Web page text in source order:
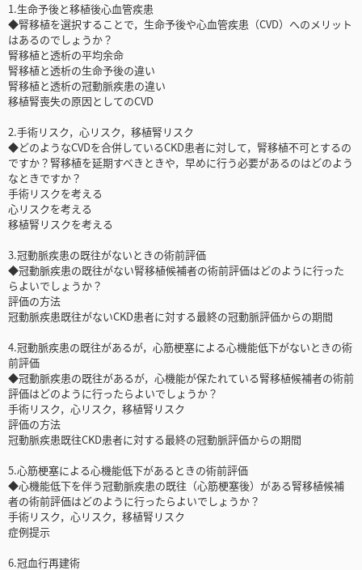
1.生命予後と移植後心血管疾患
◆腎移植を選択することで，生命予後や心血管疾患（CVD）へのメリット
はあるのでしょうか？
腎移植と透析の平均余命
腎移植と透析の生命予後の違い
腎移植と透析の冠動脈疾患の違い
移植腎喪失の原因としてのCVD
2.手術リスク，心リスク，移植腎リスク
◆どのようなCVDを合併しているCKD患者に対して，腎移植不可とするの
ですか？腎移植を延期すべきときや，早めに行う必要があるのはどのよう
なときですか？
手術リスクを考える
心リスクを考える
移植腎リスクを考える
3.冠動脈疾患の既往がないときの術前評価
◆冠動脈疾患の既往がない腎移植候補者の術前評価はどのように行った
らよいでしょうか？
評価の方法
冠動脈疾患既往がないCKD患者に対する最終の冠動脈評価からの期間
4.冠動脈疾患の既往があるが，心筋梗塞による心機能低下がないときの術
前評価
◆冠動脈疾患の既往があるが，心機能が保たれている腎移植候補者の術前
評価はどのように行ったらよいでしょうか？
手術リスク，心リスク，移植腎リスク
評価の方法
冠動脈疾患既往CKD患者に対する最終の冠動脈評価からの期間
5.心筋梗塞による心機能低下があるときの術前評価
◆心機能低下を伴う冠動脈疾患の既往（心筋梗塞後）がある腎移植候補
者の術前評価はどのように行ったらよいでしょうか？
手術リスク，心リスク，移植腎リスク
症例提示
6.冠血行再建術